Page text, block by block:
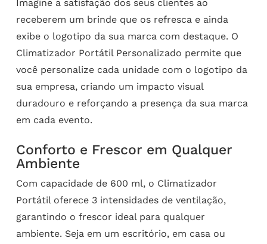
Imagine a satisfação dos seus clientes ao
receberem um brinde que os refresca e ainda
exibe o logotipo da sua marca com destaque. O
Climatizador Portátil Personalizado permite que
você personalize cada unidade com o logotipo da
sua empresa, criando um impacto visual
duradouro e reforçando a presença da sua marca
em cada evento.
Conforto e Frescor em Qualquer
Ambiente
Com capacidade de 600 ml, o Climatizador
Portátil oferece 3 intensidades de ventilação,
garantindo o frescor ideal para qualquer
ambiente. Seja em um escritório, em casa ou